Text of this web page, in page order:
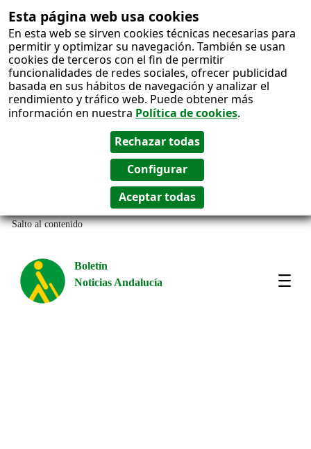
Esta página web usa cookies
En esta web se sirven cookies técnicas necesarias para
permitir y optimizar su navegación. También se usan
cookies de terceros con el fin de permitir
funcionalidades de redes sociales, ofrecer publicidad
basada en sus hábitos de navegación y analizar el
rendimiento y tráfico web. Puede obtener más
información en nuestra Política de cookies.
Salto al contenido
Boletín
Noticias Andalucía